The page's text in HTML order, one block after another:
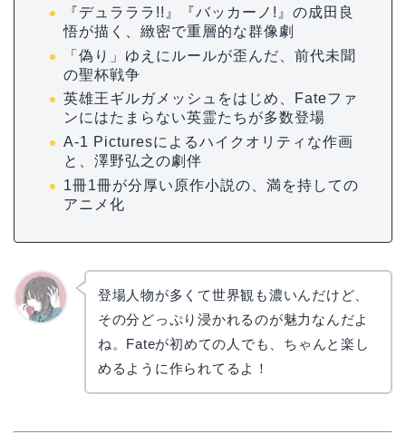
『デュラララ!!』『バッカーノ!』の成田良
悟が描く、緻密で重層的な群像劇
「偽り」ゆえにルールが歪んだ、前代未聞
の聖杯戦争
英雄王ギルガメッシュをはじめ、Fateファ
ンにはたまらない英霊たちが多数登場
A-1 Picturesによるハイクオリティな作画
と、澤野弘之の劇伴
1冊1冊が分厚い原作小説の、満を持しての
アニメ化
登場人物が多くて世界観も濃いんだけど、
その分どっぷり浸かれるのが魅力なんだよ
ね。Fateが初めての人でも、ちゃんと楽し
めるように作られてるよ！